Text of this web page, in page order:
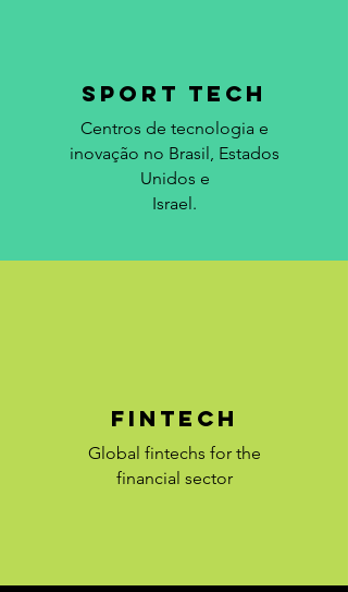
SPORT TECH
Centros de tecnologia e
inovação no Brasil, Estados
Unidos e
Israel.
FINTECH
Global fintechs for the
financial sector